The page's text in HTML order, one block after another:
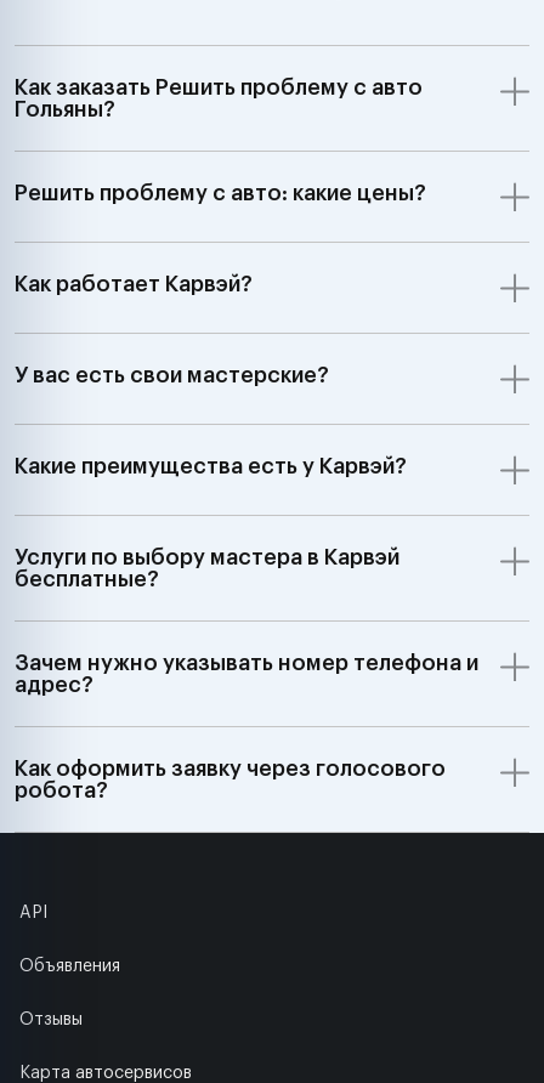
Как заказать Решить проблему с авто
Гольяны?
Решить проблему с авто: какие цены?
Как работает Карвэй?
У вас есть свои мастерские?
Какие преимущества есть у Карвэй?
Услуги по выбору мастера в Карвэй
бесплатные?
Зачем нужно указывать номер телефона и
адрес?
Как оформить заявку через голосового
робота?
API
Объявления
Отзывы
Карта автосервисов